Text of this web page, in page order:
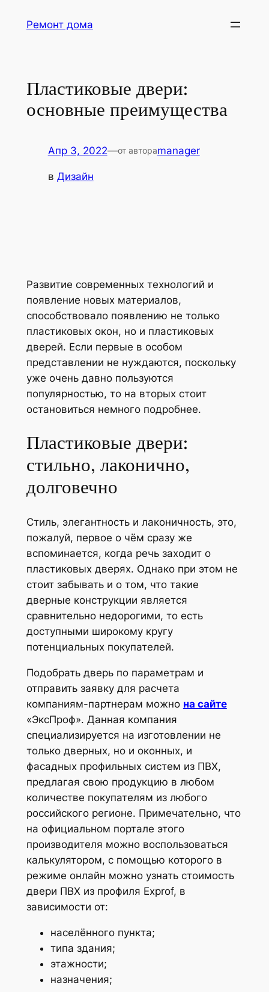
Ремонт дома
Пластиковые двери:
основные преимущества
Апр 3, 2022—от автораmanager
в Дизайн
Развитие современных технологий и
появление новых материалов,
способствовало появлению не только
пластиковых окон, но и пластиковых
дверей. Если первые в особом
представлении не нуждаются, поскольку
уже очень давно пользуются
популярностью, то на вторых стоит
остановиться немного подробнее.
Пластиковые двери:
стильно, лаконично,
долговечно
Стиль, элегантность и лаконичность, это,
пожалуй, первое о чём сразу же
вспоминается, когда речь заходит о
пластиковых дверях. Однако при этом не
стоит забывать и о том, что такие
дверные конструкции является
сравнительно недорогими, то есть
доступными широкому кругу
потенциальных покупателей.
Подобрать дверь по параметрам и
отправить заявку для расчета
компаниям-партнерам можно на сайте
«ЭксПроф». Данная компания
специализируется на изготовлении не
только дверных, но и оконных, и
фасадных профильных систем из ПВХ,
предлагая свою продукцию в любом
количестве покупателям из любого
российского регионе. Примечательно, что
на официальном портале этого
производителя можно воспользоваться
калькулятором, с помощью которого в
режиме онлайн можно узнать стоимость
двери ПВХ из профиля Exprof, в
зависимости от:
населённого пункта;
типа здания;
этажности;
назначения;